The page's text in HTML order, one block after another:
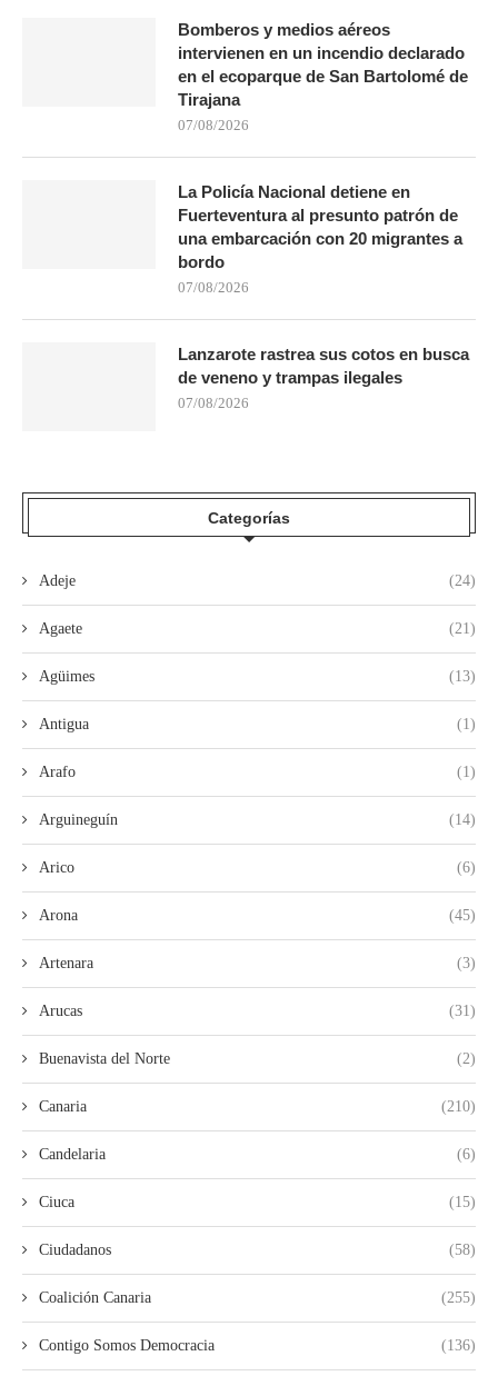
Bomberos y medios aéreos
intervienen en un incendio declarado
en el ecoparque de San Bartolomé de
Tirajana
07/08/2026
La Policía Nacional detiene en
Fuerteventura al presunto patrón de
una embarcación con 20 migrantes a
bordo
07/08/2026
Lanzarote rastrea sus cotos en busca
de veneno y trampas ilegales
07/08/2026
Categorías
Adeje (24)
Agaete (21)
Agüimes (13)
Antigua (1)
Arafo (1)
Arguineguín (14)
Arico (6)
Arona (45)
Artenara (3)
Arucas (31)
Buenavista del Norte (2)
Canaria (210)
Candelaria (6)
Ciuca (15)
Ciudadanos (58)
Coalición Canaria (255)
Contigo Somos Democracia (136)